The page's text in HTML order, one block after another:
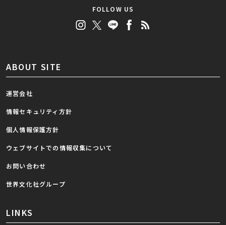
FOLLOW US
ABOUT SITE
運営会社
情報セキュリティ方針
個人情報保護方針
ウェブサイトでの情報収集について
お問い合わせ
世界文化社グループ
LINKS